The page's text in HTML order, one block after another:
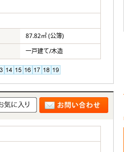
87.82㎡ (公簿)
一戸建て/木造